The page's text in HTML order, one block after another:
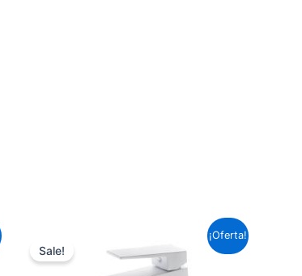
¡Oferta!
Sale!
original actual
es: